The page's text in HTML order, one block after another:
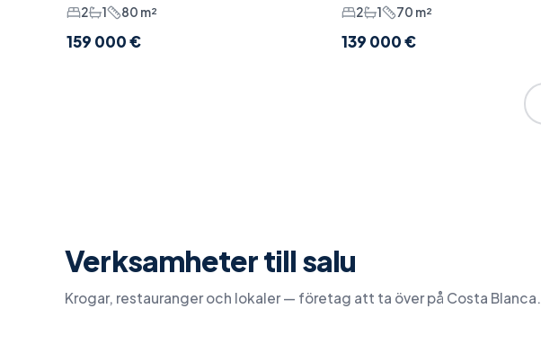
2
1 80 m²
159 000 €
2
1 70 m²
139 000 €
Verksamheter till salu
Krogar, restauranger och lokaler — företag att ta över på Costa Blanca.